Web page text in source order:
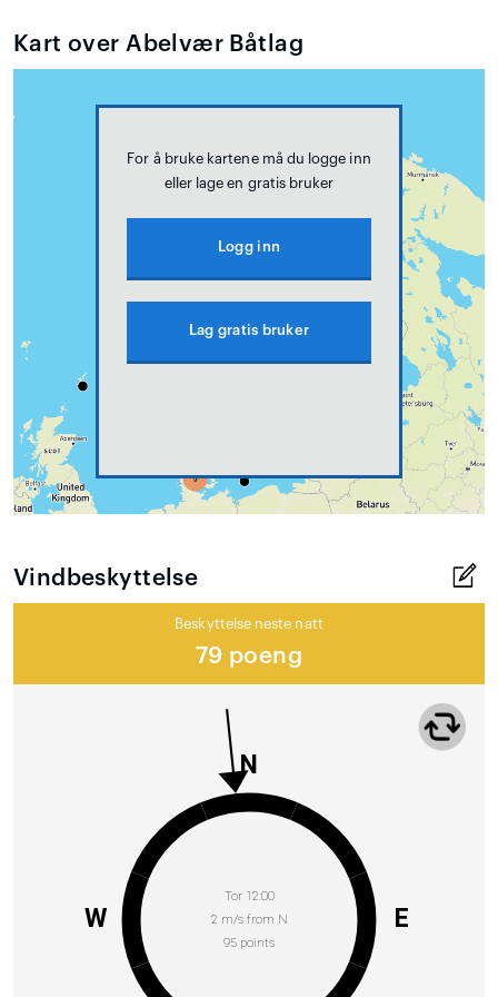
Kart over Abelvær Båtlag
For å bruke kartene må du logge inn
eller lage en gratis bruker
Logg inn
Lag gratis bruker
Vindbeskyttelse
Beskyttelse neste natt
79 poeng
Tor 12:00
2 m/s from N
95 points
N
E
W